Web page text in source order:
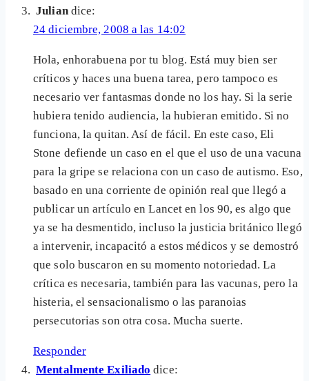
Julian dice:
24 diciembre, 2008 a las 14:02
Hola, enhorabuena por tu blog. Está muy bien ser
críticos y haces una buena tarea, pero tampoco es
necesario ver fantasmas donde no los hay. Si la serie
hubiera tenido audiencia, la hubieran emitido. Si no
funciona, la quitan. Así de fácil. En este caso, Eli
Stone defiende un caso en el que el uso de una vacuna
para la gripe se relaciona con un caso de autismo. Eso,
basado en una corriente de opinión real que llegó a
publicar un artículo en Lancet en los 90, es algo que
ya se ha desmentido, incluso la justicia británico llegó
a intervenir, incapacitó a estos médicos y se demostró
que solo buscaron en su momento notoriedad. La
crítica es necesaria, también para las vacunas, pero la
histeria, el sensacionalismo o las paranoias
persecutorias son otra cosa. Mucha suerte.
Responder
Mentalmente Exiliado dice: